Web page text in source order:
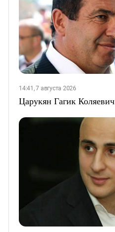
14:41, 7 августа 2026
Царукян Гагик Коляевич